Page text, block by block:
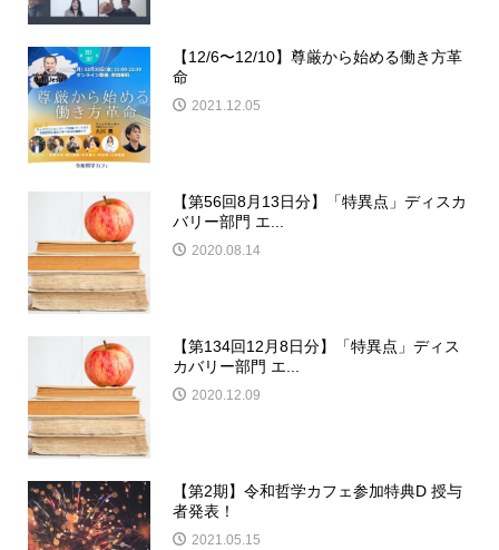
【12/6〜12/10】尊厳から始める働き方革
命
2021.12.05
【第56回8月13日分】「特異点」ディスカ
バリー部門 エ...
2020.08.14
【第134回12月8日分】「特異点」ディス
カバリー部門 エ...
2020.12.09
【第2期】令和哲学カフェ参加特典D 授与
者発表！
2021.05.15